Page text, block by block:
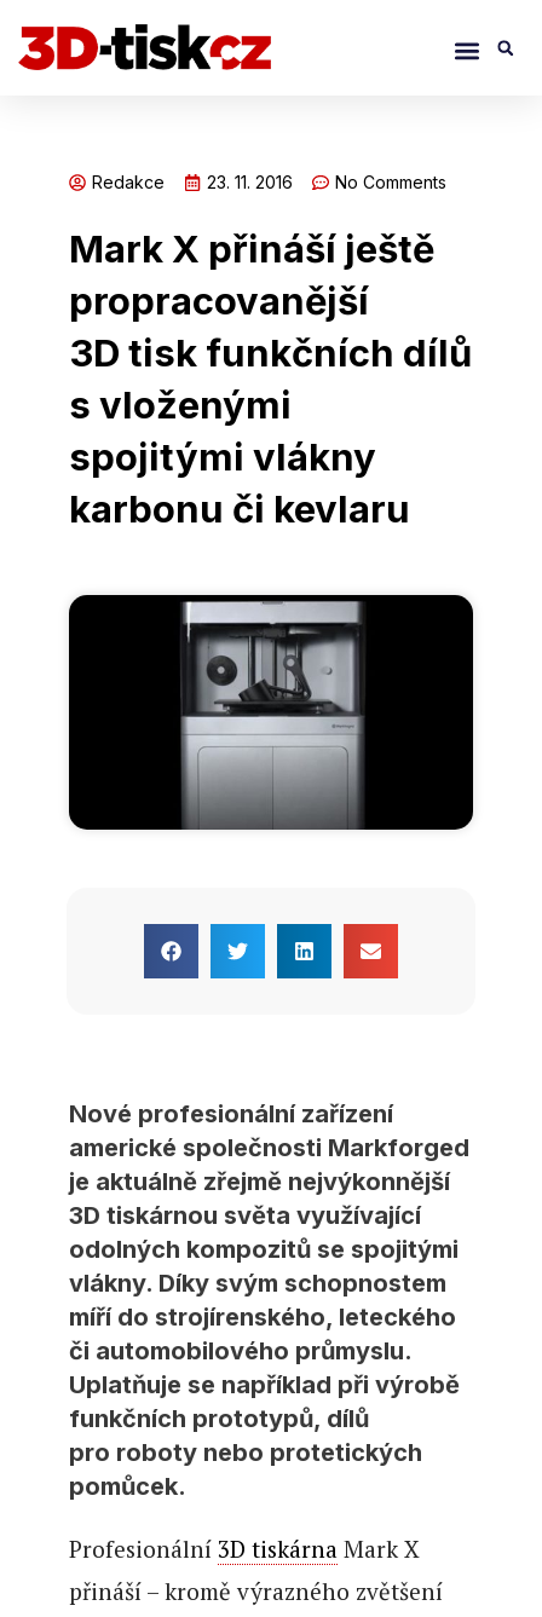
na
Menu
Redakce 23. 11. 2016 No Comments
Mark X přináší ještě
propracovanější
3D tisk funkčních dílů
s vloženými
spojitými vlákny
karbonu či kevlaru
Nové profesionální zařízení
americké společnosti Markforged
je aktuálně zřejmě nejvýkonnější
3D tiskárnou světa využívající
odolných kompozitů se spojitými
vlákny. Díky svým schopnostem
míří do strojírenského, leteckého
či automobilového průmyslu.
Uplatňuje se například při výrobě
funkčních prototypů, dílů
pro roboty nebo protetických
pomůcek.
Profesionální 3D tiskárnaMark X
přináší – kromě výrazného zvětšení